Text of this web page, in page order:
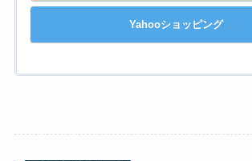
Yahooショッピング